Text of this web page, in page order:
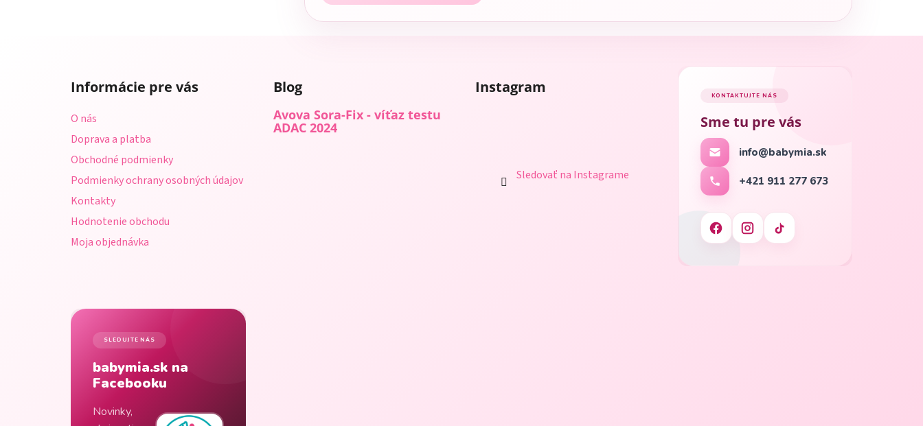
Informácie pre vás
O nás
Doprava a platba
Obchodné podmienky
Podmienky ochrany osobných údajov
Kontakty
Hodnotenie obchodu
Moja objednávka
Blog
Avova Sora-Fix - víťaz testu
ADAC 2024
Instagram
Sledovať na Instagrame
KONTAKTUJTE NÁS
Sme tu pre vás
info@babymia.sk
+421 911 277 673
SLEDUJTE NÁS
babymia.sk na
Facebooku
Novinky,